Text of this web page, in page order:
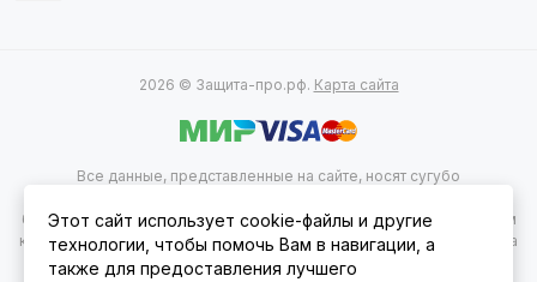
2026 © Защита-про.рф. Карта сайта
Все данные, представленные на сайте, носят сугубо
более подробной информации следует обращаться к менеджерам
компании по указанным на сайте телефонам. Вся представленная на
сайте информация, касающаяся комплектации, технических
Этот сайт использует cookie-файлы и другие
технологии, чтобы помочь Вам в навигации, а
также для предоставления лучшего